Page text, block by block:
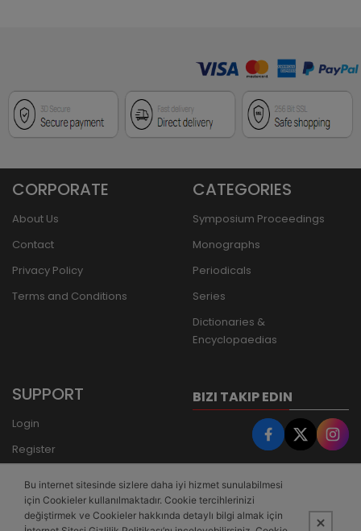
CORPORATE
About Us
Contact
Privacy Policy
Terms and Conditions
CATEGORIES
Symposium Proceedings
Monographs
Periodicals
Series
Dictionaries &
Encyclopaedias
SUPPORT
Login
Register
Bank Transfer
BIZI TAKIP EDIN
Bu internet sitesinde sizlere daha iyi hizmet sunulabilmesi
için Cookieler kullanılmaktadır. Cookie tercihlerinizi
değiştirmek ve Cookieler hakkında detaylı bilgi almak için